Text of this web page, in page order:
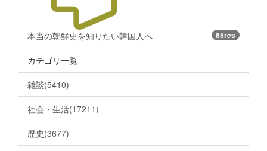
本当の朝鮮史を知りたい韓国人へ 85res
カテゴリ一覧
雑談(5410)
社会・生活(17211)
歴史(3677)